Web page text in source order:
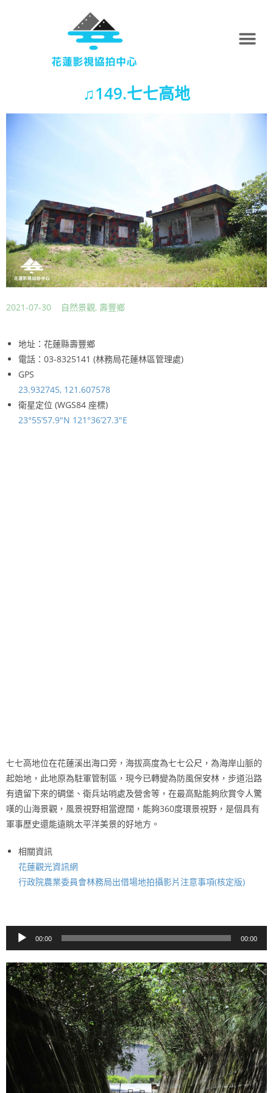
♫149.七七高地
2021-07-30 自然景觀, 壽豐鄉
地址：花蓮縣壽豐鄉
電話：03-8325141 (林務局花蓮林區管理處)
GPS
23.932745, 121.607578
衛星定位 (WGS84 座標)
23°55’57.9″N 121°36’27.3″E
七七高地位在花蓮溪出海口旁，海拔高度為七七公尺，為海岸山脈的
起始地，此地原為駐軍管制區，現今已轉變為防風保安林，步道沿路
有遺留下來的碉堡、衛兵站哨處及營舍等，在最高點能夠欣賞令人驚
嘆的山海景觀，風景視野相當遼闊，能夠360度環景視野，是個具有
軍事歷史還能遠眺太平洋美景的好地方。
相關資訊
花蓮觀光資訊網
行政院農業委員會林務局出借場地拍攝影片注意事項(核定版)
訊
播
放
00:00 00:00